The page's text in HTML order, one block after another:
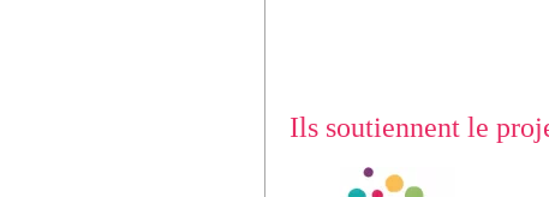
Ils soutiennent le